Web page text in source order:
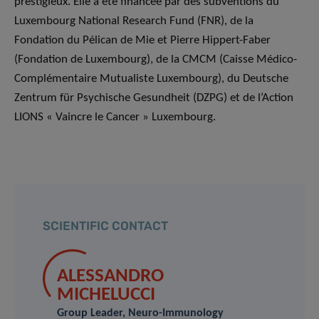
Luxembourg National Research Fund (FNR), de la
Fondation du Pélican de Mie et Pierre Hippert-Faber
(Fondation de Luxembourg), de la CMCM (Caisse Médico-
Complémentaire Mutualiste Luxembourg), du Deutsche
Zentrum für Psychische Gesundheit (DZPG) et de l’Action
LIONS « Vaincre le Cancer » Luxembourg.
SCIENTIFIC CONTACT
ALESSANDRO
MICHELUCCI
Group Leader, Neuro-Immunology